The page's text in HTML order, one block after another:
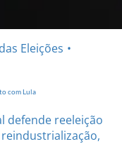
Eleições
com Lula
defende reeleição